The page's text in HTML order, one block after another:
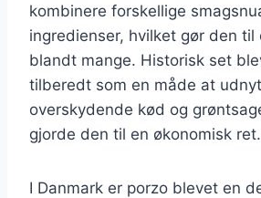
kombinere forskellige
ingredienser, hvilket gør den til
blandt mange. Historisk set
tilberedt som en måde at
overskydende kød og
gjorde den til en økonomisk ret.
I Danmark er porzo blevet en